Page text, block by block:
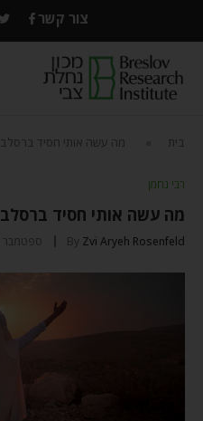
צור קשר
בית מה עשה אותי חסיד ברסלב
רבי נחמן
מה עשה אותי חסיד ברסלב
By Zvi Aryeh Rosenfeld ספטמבר 29, 2021